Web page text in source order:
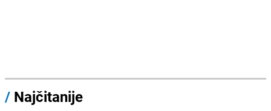
/ Najčitanije